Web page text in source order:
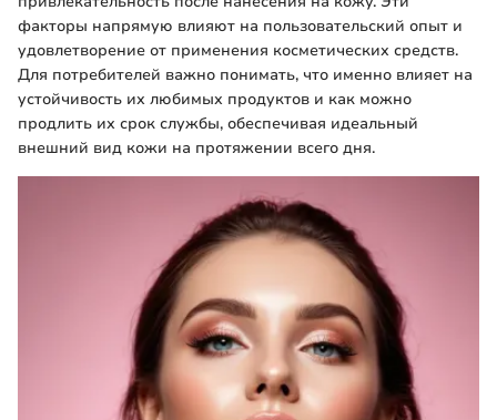
факторы напрямую влияют на пользовательский опыт и
удовлетворение от применения косметических средств.
Для потребителей важно понимать, что именно влияет на
устойчивость их любимых продуктов и как можно
продлить их срок службы, обеспечивая идеальный
внешний вид кожи на протяжении всего дня.